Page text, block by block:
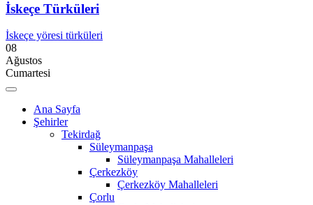
İskeçe Türküleri
İskeçe yöresi türküleri
08
Ağustos
Cumartesi
Ana Sayfa
Şehirler
Tekirdağ
Süleymanpaşa
Süleymanpaşa Mahalleleri
Çerkezköy
Çerkezköy Mahalleleri
Çorlu